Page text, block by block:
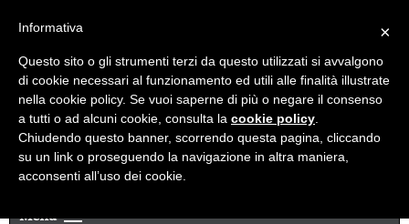
Newsletter
Menu
×
Informativa
Questo sito o gli strumenti terzi da questo utilizzati si avvalgono
di cookie necessari al funzionamento ed utili alle finalità illustrate
nella cookie policy. Se vuoi saperne di più o negare il consenso
a tutti o ad alcuni cookie, consulta la cookie policy
Chiudendo questo banner, scorrendo questa pagina, cliccando
su un link o proseguendo la navigazione in altra maniera,
acconsenti all’uso dei cookie.